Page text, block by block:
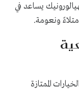
يساعد في
ونعومة.
الممتازة